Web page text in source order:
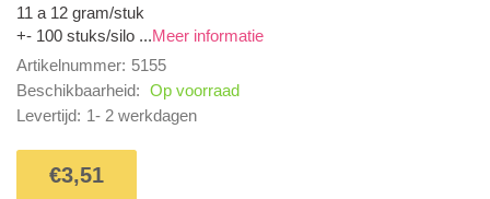
11 a 12 gram/stuk
+- 100 stuks/silo ...Meer informatie
Artikelnummer: 5155
Beschikbaarheid: Op voorraad
Levertijd: 1- 2 werkdagen
€3,51